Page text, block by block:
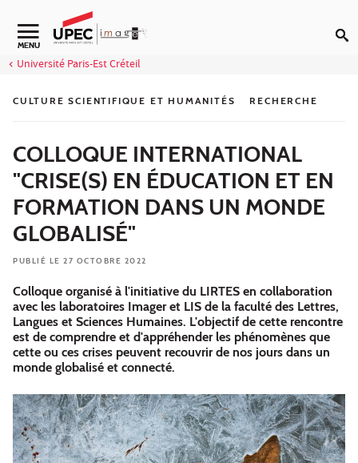
Aller au contenu
Navigation secondaire
MENU
Université Paris-Est Créteil
CULTURE SCIENTIFIQUE ET HUMANITÉS RECHERCHE
COLLOQUE INTERNATIONAL
"CRISE(S) EN ÉDUCATION ET EN
FORMATION DANS UN MONDE
GLOBALISÉ"
PUBLIÉ LE 27 OCTOBRE 2022
Colloque organisé à l'initiative du LIRTES en collaboration
avec les laboratoires Imager et LIS de la faculté des Lettres,
Langues et Sciences Humaines. L'objectif de cette rencontre
est de comprendre et d'appréhender les phénomènes que
cette ou ces crises peuvent recouvrir de nos jours dans un
monde globalisé et connecté.